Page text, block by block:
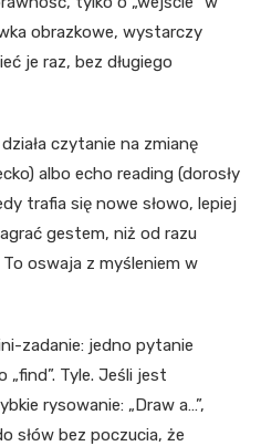
obrazkowe, wystarczy
je raz, bez długiego
czytanie na zmianę
albo echo reading (dorosły
trafia się nowe słowo, lepiej
gestem, niż od razu
oswaja z myśleniem w
zadanie: jedno pytanie
„find”. Tyle. Jeśli jest
rysowanie: „Draw a…”,
słów bez poczucia, że